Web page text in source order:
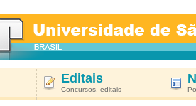
Editais
Concursos, editais